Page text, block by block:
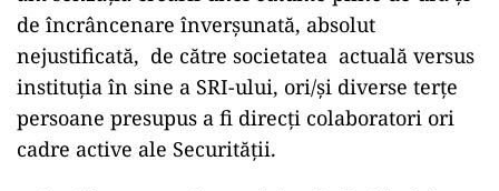
de încrâncenare înverșunată, absolut
nejustificată, de către societatea actuală versus
instituția în sine a SRI-ului, ori/și diverse terțe
persoane presupus a fi direcți colaboratori ori
cadre active ale Securității.